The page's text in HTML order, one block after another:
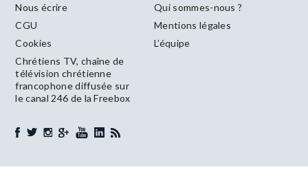
Nous écrire
Qui sommes-nous ?
CGU
Mentions légales
Cookies
L’équipe
Chrétiens TV, chaîne de
télévision chrétienne
francophone diffusée sur
le canal 246 de la Freebox